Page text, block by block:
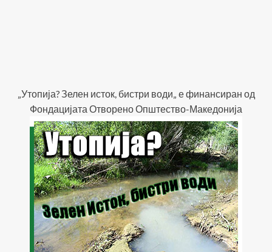
„Утопија? Зелен исток, бистри води„ е финансиран од
Фондацијата Отворено Општество-Македонија